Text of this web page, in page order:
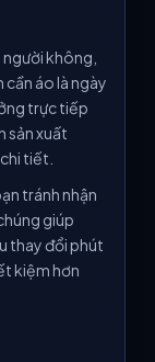
không,
cần áo là ngày
trực tiếp
sản xuất
tiết.
tránh nhận
giúp
thay đổi phút
kiệm hơn